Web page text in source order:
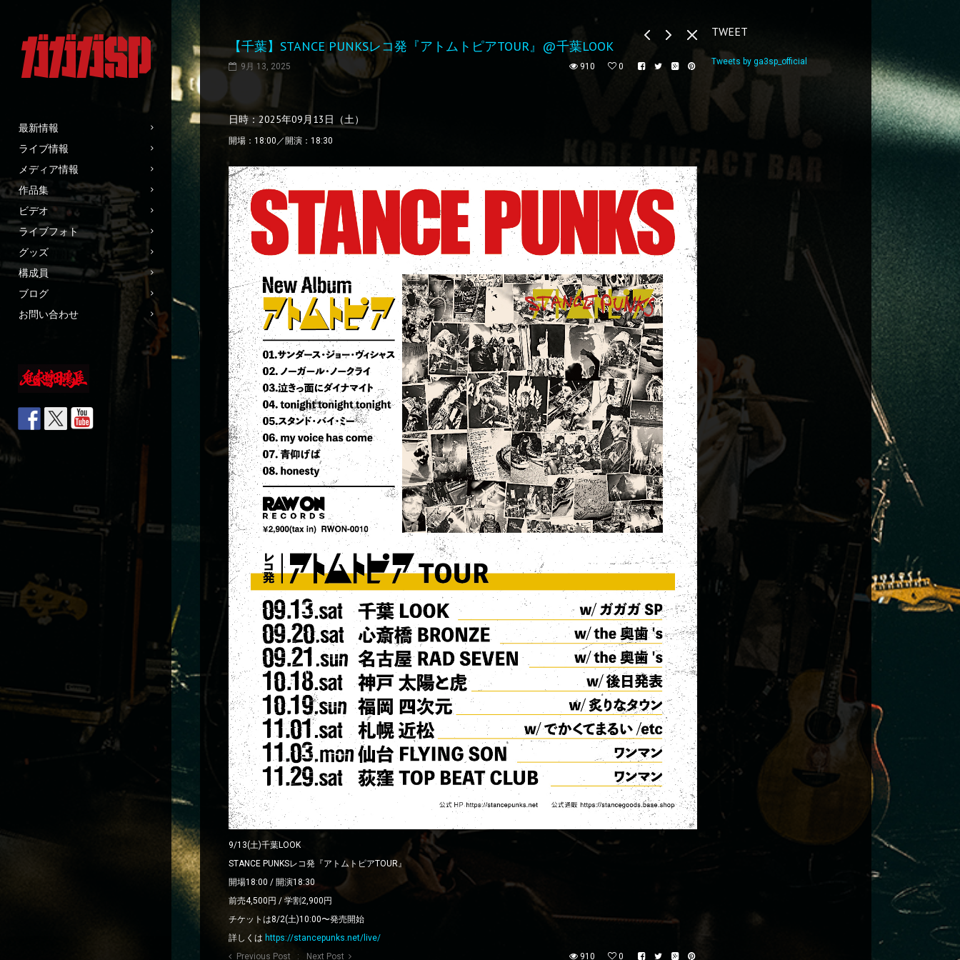
最新情報
ライブ情報
メディア情報
作品集
ビデオ
ライブフォト
グッズ
構成員
ブログ
お問い合わせ
【千葉】STANCE PUNKSレコ発『アトムトピアTOUR』@千葉LOOK
9月 13, 2025 910 0
日時：2025年09月13日（土）
開場：18:00／開演：18:30
9/13(土)千葉LOOK
STANCE PUNKSレコ発『アトムトピアTOUR』
開場18:00 / 開演18:30
前売4,500円 / 学割2,900円
チケットは8/2(土)10:00〜発売開始
詳しくは https://stancepunks.net/live/
Previous Post
Next Post 910 0
TWEET
Tweets by ga3sp_official